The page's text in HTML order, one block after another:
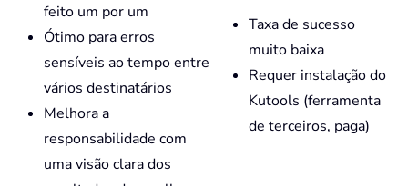
feito um por um
Ótimo para erros
sensíveis ao tempo entre
vários destinatários
Melhora a
responsabilidade com
uma visão clara dos
Taxa de sucesso
muito baixa
Requer instalação do
Kutools (ferramenta
de terceiros, paga)